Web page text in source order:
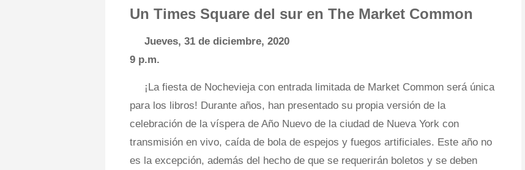
Un Times Square del sur en The Market Common
Jueves, 31 de diciembre, 2020
9 p.m.
¡La fiesta de Nochevieja con entrada limitada de Market Common será única
para los libros! Durante años, han presentado su propia versión de la
celebración de la víspera de Año Nuevo de la ciudad de Nueva York con
transmisión en vivo, caída de bola de espejos y fuegos artificiales. Este año no
es la excepción, además del hecho de que se requerirán boletos y se deben